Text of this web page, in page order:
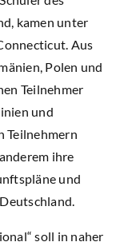
kamen unter
Aus
Polen und
Teilnehmer
und
Teilnehmern
ihre
und
soll in naher